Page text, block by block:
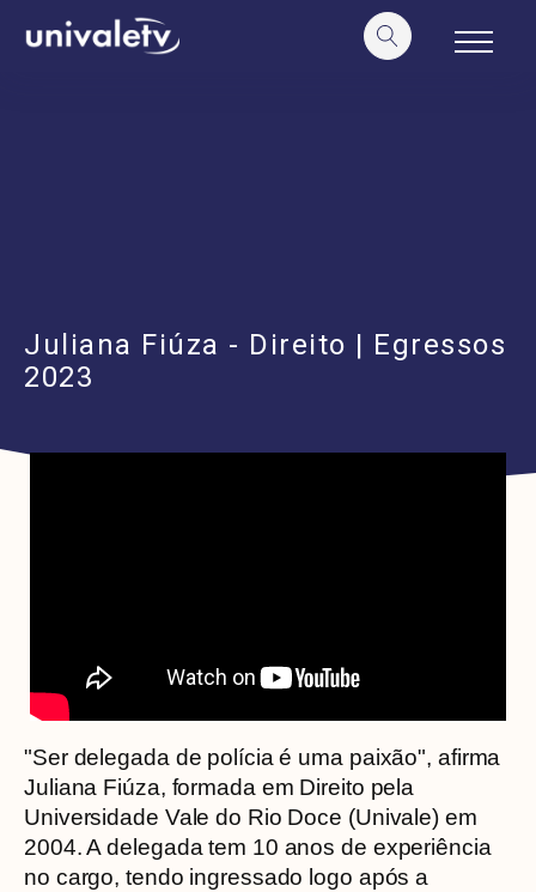
conteúdo
Juliana Fiúza - Direito | Egressos
2023
"Ser delegada de polícia é uma paixão", afirma
Juliana Fiúza, formada em Direito pela
Universidade Vale do Rio Doce (Univale) em
2004. A delegada tem 10 anos de experiência
no cargo, tendo ingressado logo após a